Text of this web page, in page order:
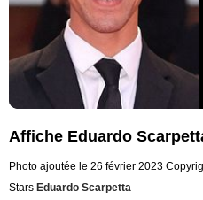
Affiche Eduardo
Photo ajoutée le 26 février 2023
Stars Eduardo Scarpetta